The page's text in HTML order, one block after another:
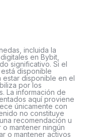
incluida la
en Bybit,
significativo. Si el
disponible
estar disponible en el
por los
La información de
aquí proviene
únicamente con
no constituye
recomendación u
mantener ningún
o mantener activos